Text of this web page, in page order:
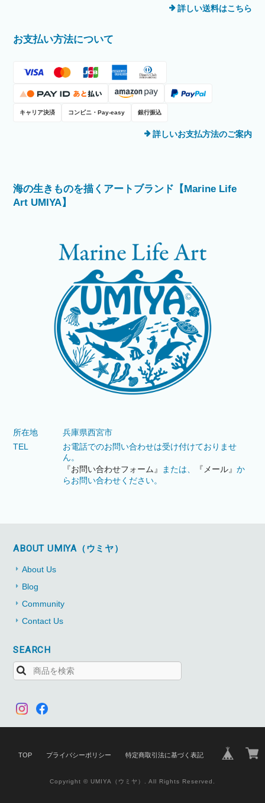
詳しい送料はこちら
お支払い方法について
キャリア決済 コンビニ・Pay-easy 銀行振込
詳しいお支払方法のご案内
海の生きものを描くアートブランド【Marine Life
Art UMIYA】
所在地
兵庫県西宮市
TEL
お電話でのお問い合わせは受け付けておりませ
ん。
『お問い合わせフォーム』 または、 『メール』か
らお問い合わせください。
ABOUT UMIYA（ウミヤ）
About Us
Blog
Community
Contact Us
SEARCH
TOP プライバシーポリシー 特定商取引法に基づく表記
Copyright © UMIYA（ウミヤ）. All Rights Reserved.